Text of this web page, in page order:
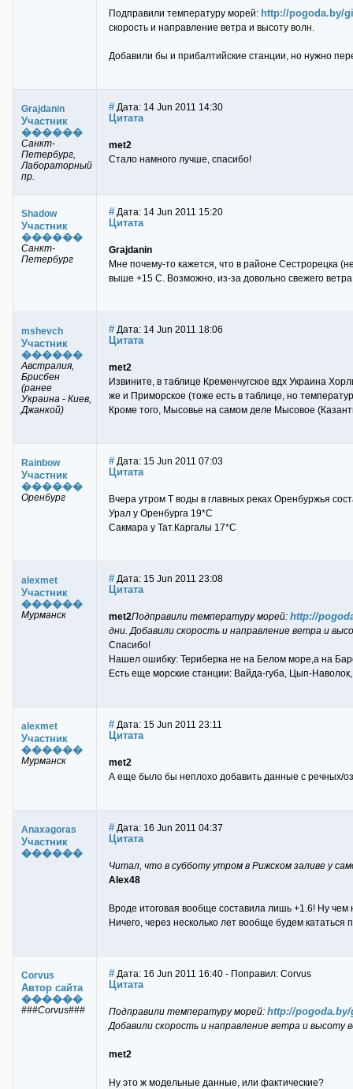
Подправили температуру морей: http://pogoda.by/
скорость и направление ветра и высоту волн.
Добавили бы и прибалтийские станции, но нужно
Grajdanin
Участник
������
Санкт-
Петербург,
Лабораторный
пр.
# Дата: 14 Jun 2011 14:30
Цитата
met2
Стало намного лучше, спасибо!
Shadow
Участник
������
Санкт-
Петербург
# Дата: 14 Jun 2011 15:20
Цитата
Grajdanin
Мне почему-то кажется, что в районе Сестрорецка
выше +15 С. Возможно, из-за довольно свежего
mshevch
Участник
������
Австралия,
Брисбен
(ранее
Украина - Киев,
Джанкой)
# Дата: 14 Jun 2011 18:06
Цитата
met2
Извините, в таблице Кременчугское вдх Украина
же и Приморское (тоже есть в таблице, но
Кроме того, Мысовье на самом деле Мысовое
Rainbow
Участник
������
Оренбург
# Дата: 15 Jun 2011 07:03
Цитата
Вчера утром Т воды в главных реках Оренбуржья
Урал у Оренбурга 19*С
Сакмара у Тат.Каргалы 17*С
alexmet
Участник
������
Мурманск
# Дата: 15 Jun 2011 23:08
Цитата
met2Подправили температуру морей: http://
дни. Добавили скорость и направление ветра и
Спасибо!
Нашел ошибку: Териберка не на Белом море,а на
Есть еще морские станции: Вайда-губа, Цып-
alexmet
Участник
������
Мурманск
# Дата: 15 Jun 2011 23:11
Цитата
met2
А еще было бы неплохо добавить данные с речных/
Anaxagoras
Участник
������
# Дата: 16 Jun 2011 04:37
Цитата
Читал, что в субботу утром в Рижском заливе у
Alex48
Вроде итоговая вообще составила лишь +1.6! Ну чем
Ничего, через несколько лет вообще будем кататься
Corvus
Автор сайта
������
###Corvus###
# Дата: 16 Jun 2011 16:40 - Поправил: Corvus
Цитата
Подправили температуру морей: http://
Добавили скорость и направление ветра и высоту
met2
Ну это ж модельные данные, или фактические?